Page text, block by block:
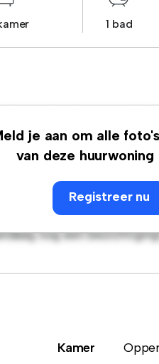
1 bad
je aan om alle
van deze huurwoning
Registreer nu
in Rue Jean
rustige en persoonlijke
voor je gemak en
Dankzij de
en attracties. Deze
voor mensen die op
nog een
Kamer